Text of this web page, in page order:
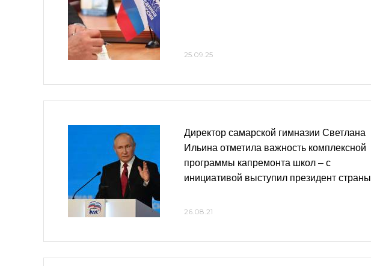
25.09.25
Директор самарской гимназии Светлана
Ильина отметила важность комплексной
программы капремонта школ – с
инициативой выступил президент страны
26.08.21